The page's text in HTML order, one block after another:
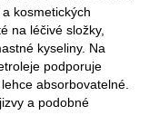
kosmetických
na léčivé složky,
kyseliny. Na
podporuje
absorbovatelné.
a podobné